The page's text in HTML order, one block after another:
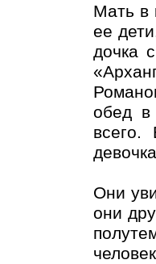
Мать в
ее
дочка
обед в
всего.
Они
они